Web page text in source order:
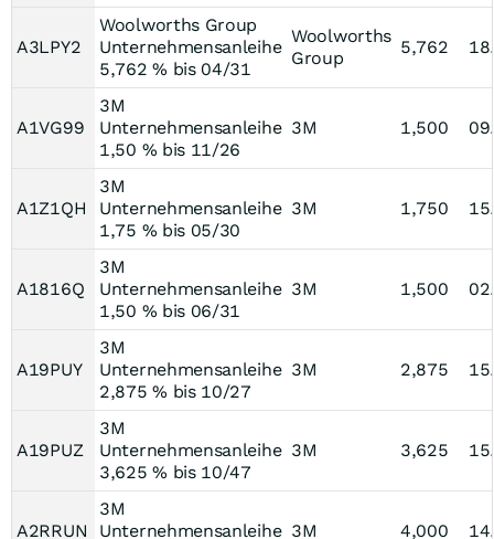
A3LPY2
Woolworths Group
Unternehmensanleihe
5,762 % bis 04/31
Woolworths
Group
5,762
A1VG99
3M
Unternehmensanleihe
1,50 % bis 11/26
3M 1,500
A1Z1QH
3M
Unternehmensanleihe
1,75 % bis 05/30
3M 1,750
A1816Q
3M
Unternehmensanleihe
1,50 % bis 06/31
3M 1,500
A19PUY
3M
Unternehmensanleihe
2,875 % bis 10/27
3M 2,875
A19PUZ
3M
Unternehmensanleihe
3,625 % bis 10/47
3M 3,625
A2RRUN
3M
Unternehmensanleihe 3M 4,000